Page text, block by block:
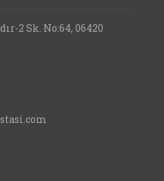
2 Sk. No:64, 06420